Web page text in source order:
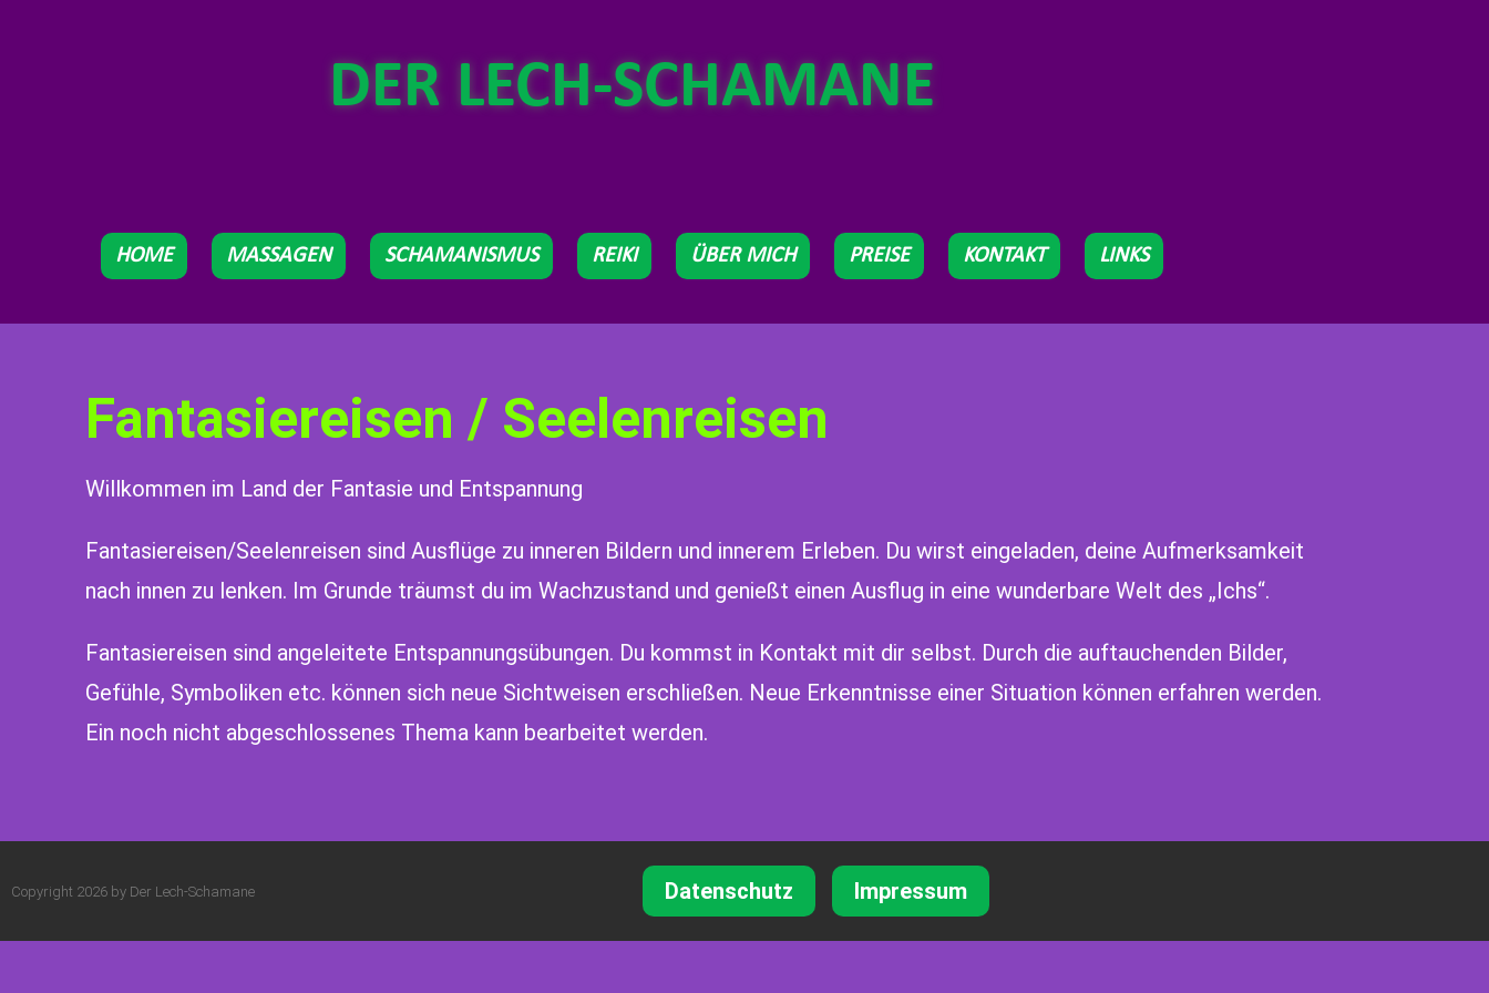
DER LECH-SCHAMANE
HOME MASSAGEN SCHAMANISMUS REIKI ÜBER MICH PREISE KONTAKT LINKS
Fantasiereisen / Seelenreisen
Willkommen im Land der Fantasie und Entspannung
Fantasiereisen/Seelenreisen sind Ausflüge zu inneren Bildern und innerem Erleben. Du wirst eingeladen, deine Aufmerksamkeit
nach innen zu lenken. Im Grunde träumst du im Wachzustand und genießt einen Ausflug in eine wunderbare Welt des „Ichs“.
Fantasiereisen sind angeleitete Entspannungsübungen. Du kommst in Kontakt mit dir selbst. Durch die auftauchenden Bilder,
Gefühle, Symboliken etc. können sich neue Sichtweisen erschließen. Neue Erkenntnisse einer Situation können erfahren werden.
Ein noch nicht abgeschlossenes Thema kann bearbeitet werden.
Copyright 2026 by Der Lech-Schamane Datenschutz Impressum